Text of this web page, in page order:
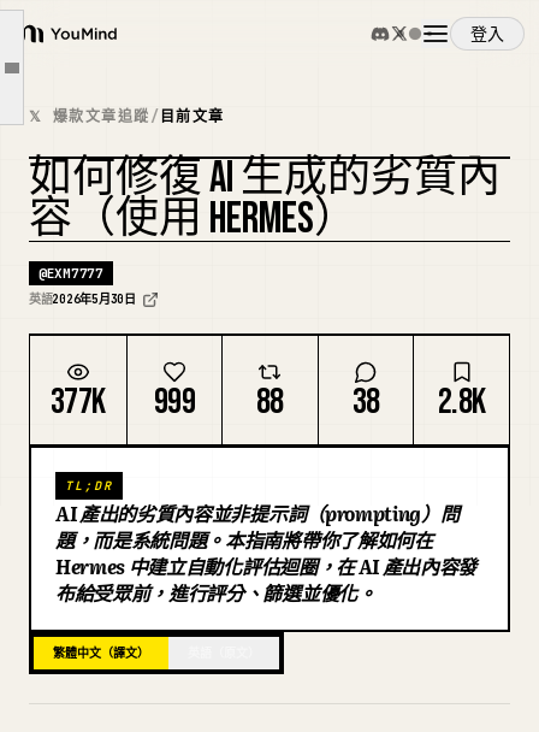
YouMind
登入
概覽
使用案例
技能
提示詞
定價
下載
部落格
更新
文章大綱
第一個地方：你的內容產出
評估循環到底是什麼
基準：你即將建構的三個部分
在 hermes 中建構循環
沒人想聽到的部分
𝕏 爆款文章追蹤/ 目前文章
複刻封面
如何修復 AI 生成的劣質內
容（使用 HERMES）
@EXM7777
英語2026年5月30日
377K 999 88 38 2.8K
TL;DR
AI 產出的劣質內容並非提示詞（prompting）問
題，而是系統問題。本指南將帶你了解如何在
Hermes 中建立自動化評估迴圈，在 AI 產出內容發
布給受眾前，進行評分、篩選並優化。
繁體中文（譯文）